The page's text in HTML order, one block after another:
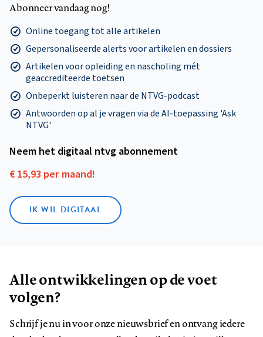
Abonneer vandaag nog!
Online toegang tot alle artikelen
Gepersonaliseerde alerts voor artikelen en dossiers
Artikelen voor opleiding en nascholing mét
geaccrediteerde toetsen
Onbeperkt luisteren naar de NTVG-podcast
Antwoorden op al je vragen via de AI-toepassing 'Ask
NTVG'
Neem het digitaal ntvg abonnement
€ 15,93 per maand!
IK WIL DIGITAAL
Alle ontwikkelingen op de voet
volgen?
Schrijf je nu in voor onze nieuwsbrief en ontvang iedere